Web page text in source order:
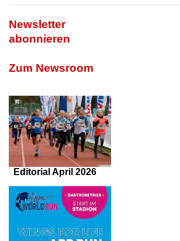
Newsletter
abonnieren
Zum Newsroom
Editorial April 2026